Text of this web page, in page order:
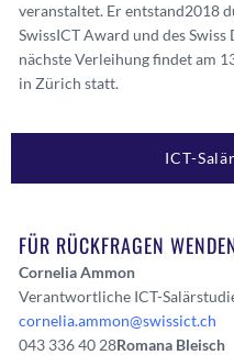
veranstaltet. Er entstand2018
SwissICT Award und des
nächste Verleihung findet am
in Zürich statt.
ICT-
FÜR RÜCKFRAGEN
Cornelia Ammon
Verantwortliche ICT-
cornelia.ammon@swissict.ch
043 336 40 28Romana Bleisch